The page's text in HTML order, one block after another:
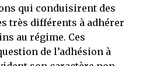
qui conduisirent des
très différents à adhérer
au régime. Ces
de l’adhésion à